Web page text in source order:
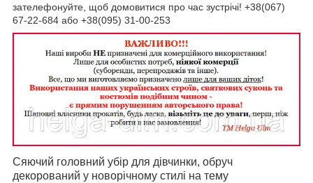
зателефонуйте, щоб домовитися про час зустрічі! +38(067)
67-22-684 або +38(095) 31-00-253
Сяючий головний убір для дівчинки, обруч
декорований у новорічному стилі на тему